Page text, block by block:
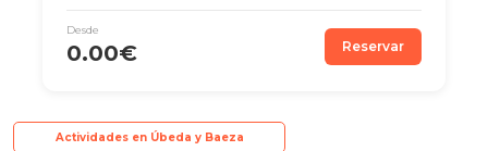
Desde
0.00€ Reservar
Actividades en Úbeda y Baeza